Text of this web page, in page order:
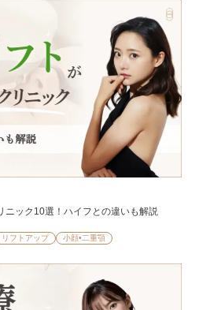
ニック10選！ハイフとの違いも解説
リフトアップ 小顔•二重顎